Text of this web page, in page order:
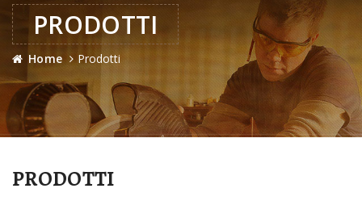
PRODOTTI
Home Prodotti
PRODOTTI